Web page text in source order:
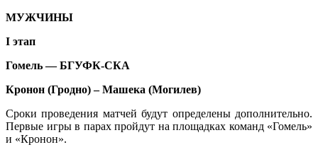
МУЖЧИНЫ
I этап
Гомель — БГУФК-СКА
Кронон (Гродно) – Машека (Могилев)
Сроки проведения матчей будут определены дополнительно.
Первые игры в парах пройдут на площадках команд «Гомель»
и «Кронон».